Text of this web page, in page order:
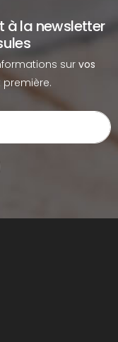
à la newsletter
sur vos